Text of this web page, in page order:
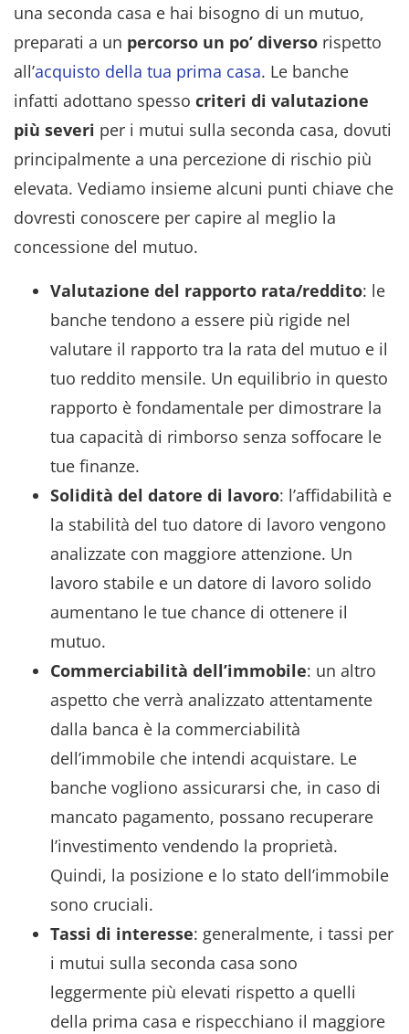
una seconda casa e hai bisogno di un mutuo,
preparati a un percorso un po’ diverso rispetto
all’acquisto della tua prima casa. Le banche
infatti adottano spesso criteri di valutazione
più severi per i mutui sulla seconda casa, dovuti
principalmente a una percezione di rischio più
elevata. Vediamo insieme alcuni punti chiave che
dovresti conoscere per capire al meglio la
concessione del mutuo.
Valutazione del rapporto rata/reddito: le
banche tendono a essere più rigide nel
valutare il rapporto tra la rata del mutuo e il
tuo reddito mensile. Un equilibrio in questo
rapporto è fondamentale per dimostrare la
tua capacità di rimborso senza soffocare le
tue finanze.
Solidità del datore di lavoro: l’affidabilità e
la stabilità del tuo datore di lavoro vengono
analizzate con maggiore attenzione. Un
lavoro stabile e un datore di lavoro solido
aumentano le tue chance di ottenere il
mutuo.
Commerciabilità dell’immobile: un altro
aspetto che verrà analizzato attentamente
dalla banca è la commerciabilità
dell’immobile che intendi acquistare. Le
banche vogliono assicurarsi che, in caso di
mancato pagamento, possano recuperare
l’investimento vendendo la proprietà.
Quindi, la posizione e lo stato dell’immobile
sono cruciali.
Tassi di interesse: generalmente, i tassi per
i mutui sulla seconda casa sono
leggermente più elevati rispetto a quelli
della prima casa e rispecchiano il maggiore